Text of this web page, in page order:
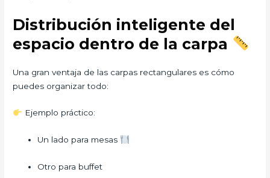
Distribución inteligente del
espacio dentro de la carpa
Una gran ventaja de las carpas rectangulares es cómo
puedes organizar todo:
Ejemplo práctico:
Un lado para mesas
Otro para buffet